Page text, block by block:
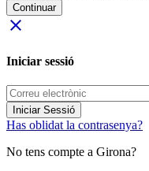
Continuar
close
Iniciar sessió
Iniciar Sessió
Has oblidat la contrasenya?
No tens compte a Girona?